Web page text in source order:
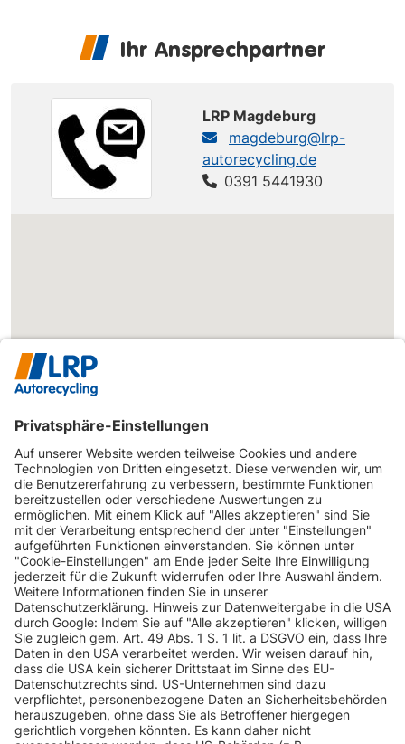
Ihr Ansprechpartner
LRP Magdeburg
magdeburg@lrp-
autorecycling.de
0391 5441930
INFORMATIONEN
KUNDENSERVICE
INFORMATIONEN